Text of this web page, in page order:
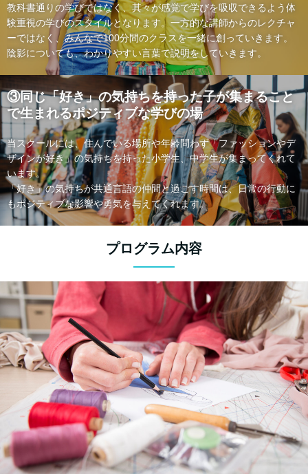
教科書通りの学びではなく、其々が感覚で学びを吸収できるよう体
験重視の学びのスタイルとなります。一方的な講師からのレクチャ
ーではなく、みんなで100分間のクラスを一緒に創っていきます。
陰影についても、わかりやすい言葉で説明をしていきます。
③同じ「好き」の気持ちを持った子が集まること
で生まれるポジティブな学びの場
当スクールには、住んでいる場所や年齢問わず「ファッションやデ
ザインが好き」の気持ちを持った小学生、中学生が集まってくれて
います。
「好き」の気持ちが共通言語の仲間と過ごす時間は、日常の行動に
もポジティブな影響や勇気を与えてくれます。
プログラム内容